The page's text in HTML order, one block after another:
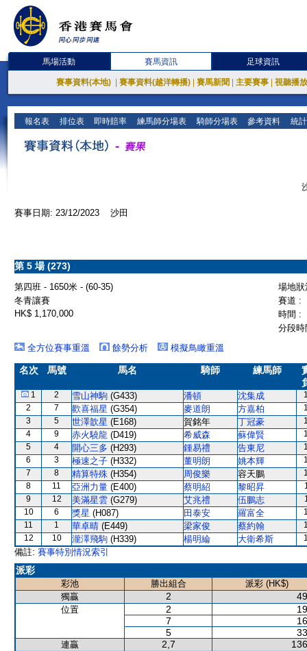
馬場活動 賽馬資訊 足球資訊
賽事資料(本地) 賽事資料(越洋轉播) 賽馬新聞 主要賽事 視聽播
報名表 排位表 即時賠率 練馬師分場表 騎師分場表 參考資料 統
賽事日期: 23/12/2023 沙田
第 5 場 (273)
第四班 - 1650米 - (60-35)
場地
冬青讓賽
賽道 :
HK$ 1,170,000
時間 :
分段
全方位賽事重溫
餘勢分析 模擬鳥瞰重溫
名次 馬號 馬名 騎師 練馬師
1 2 雪山神駒 (G433) 潘頓 沈集成
2
7 歡喜福星 (G354) 麥道朗 方嘉柏
3
5 世澤歆星 (E168) 賀銘年 丁冠豪
4
9 赤火驍龍 (D419) 希威森 蘇偉賢
5
4 開心三多 (H293) 鍾易禮 告東尼
6
3 極速之子 (H332) 董明朗 姚本輝
7
8 精算特殊 (H354) 周俊樂 容天鵬
8
11 亞洲力量 (E400) 蔡明紹 黎昭昇
9
12 美滿星雲 (G279) 艾兆禮 伍鵬志
10
6 獎星 (H087) 田泰安 羅富全
11
1 華卓晴 (E449) 梁家俊 蔡約翰
12
10 瀧澤飛駒 (H339) 楊明綸 大衛希斯
備註: 賽事特別情況索引
派彩
彩池 勝出組合
派彩 (HK$)
獨贏
2
位置 2
7
5
連贏 2,7